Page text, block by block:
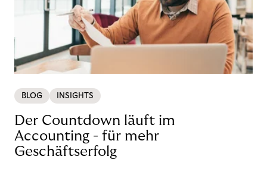
BLOG INSIGHTS
Der Countdown läuft im
Accounting - für mehr
Geschäftserfolg